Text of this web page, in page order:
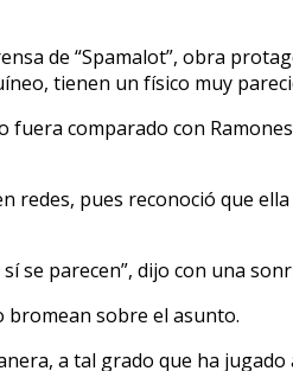
de “Spamalot”, obra
tienen un físico muy
comparado con
redes, pues reconoció que
se parecen”, dijo con una
bromean sobre el asunto.
a tal grado que ha jugado